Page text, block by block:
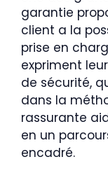
garantie
client a la
prise en
expriment
de sécurité,
dans la
rassurante
en un
encadré.